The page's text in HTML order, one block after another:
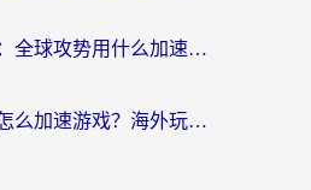
境外玩反恐精英：全球攻势用什么加速器？2026海外玩家亲测实用指南
少女前线在国外怎么加速游戏？海外玩家必看的国服游戏畅玩指南